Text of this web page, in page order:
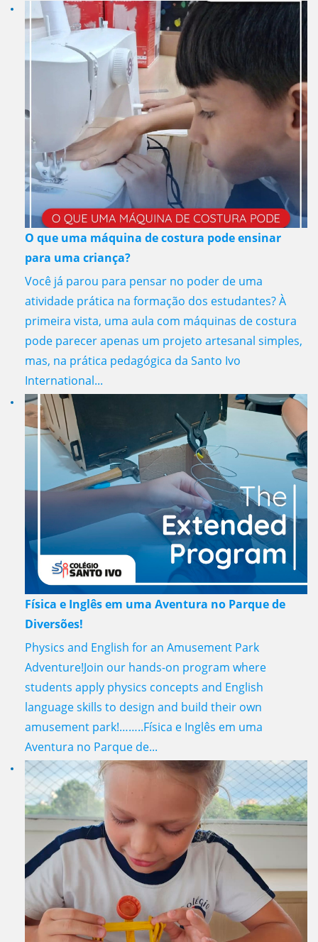
O que uma máquina de costura pode ensinar
para uma criança?
Você já parou para pensar no poder de uma
atividade prática na formação dos estudantes? À
primeira vista, uma aula com máquinas de costura
pode parecer apenas um projeto artesanal simples,
mas, na prática pedagógica da Santo Ivo
International...
Física e Inglês em uma Aventura no Parque de
Diversões!
Physics and English for an Amusement Park
Adventure!Join our hands-on program where
students apply physics concepts and English
language skills to design and build their own
amusement park!……..Física e Inglês em uma
Aventura no Parque de...